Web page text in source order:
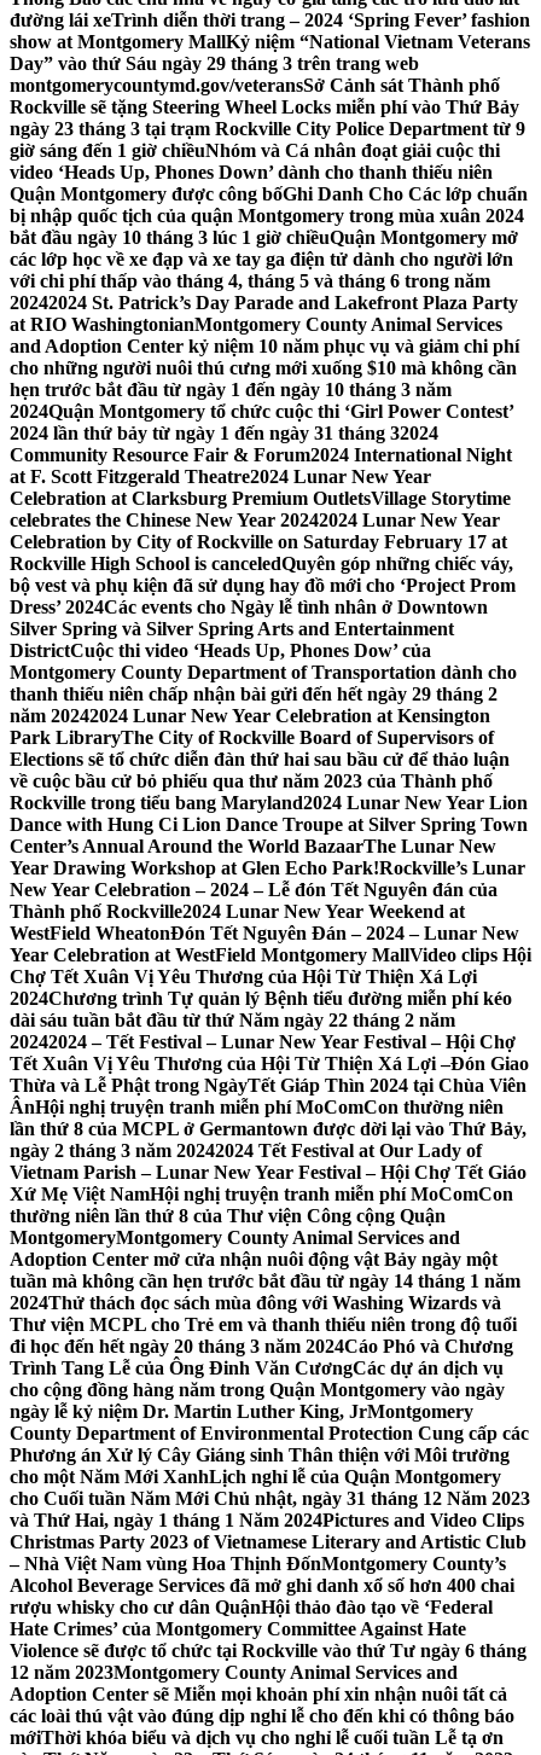
đường lái xeTrình diễn thời trang – 2024 ‘Spring Fever’ fashion
show at Montgomery MallKỷ niệm “National Vietnam Veterans
Day” vào thứ Sáu ngày 29 tháng 3 trên trang web
montgomerycountymd.gov/veteransSở Cảnh sát Thành phố
Rockville sẽ tặng Steering Wheel Locks miễn phí vào Thứ Bảy
ngày 23 tháng 3 tại trạm Rockville City Police Department từ 9
giờ sáng đến 1 giờ chiềuNhóm và Cá nhân đoạt giải cuộc thi
video ‘Heads Up, Phones Down’ dành cho thanh thiếu niên
Quận Montgomery được công bốGhi Danh Cho Các lớp chuẩn
bị nhập quốc tịch của quận Montgomery trong mùa xuân 2024
bắt đầu ngày 10 tháng 3 lúc 1 giờ chiềuQuận Montgomery mở
các lớp học về xe đạp và xe tay ga điện tử dành cho người lớn
với chi phí thấp vào tháng 4, tháng 5 và tháng 6 trong năm
20242024 St. Patrick’s Day Parade and Lakefront Plaza Party
at RIO WashingtonianMontgomery County Animal Services
and Adoption Center kỷ niệm 10 năm phục vụ và giảm chi phí
cho những người nuôi thú cưng mới xuống $10 mà không cần
hẹn trước bắt đầu từ ngày 1 đến ngày 10 tháng 3 năm
2024Quận Montgomery tổ chức cuộc thi ‘Girl Power Contest’
2024 lần thứ bảy từ ngày 1 đến ngày 31 tháng 32024
Community Resource Fair & Forum2024 International Night
at F. Scott Fitzgerald Theatre2024 Lunar New Year
Celebration at Clarksburg Premium OutletsVillage Storytime
celebrates the Chinese New Year 20242024 Lunar New Year
Celebration by City of Rockville on Saturday February 17 at
Rockville High School is canceledQuyên góp những chiếc váy,
bộ vest và phụ kiện đã sử dụng hay đồ mới cho ‘Project Prom
Dress’ 2024Các events cho Ngày lễ tình nhân ở Downtown
Silver Spring và Silver Spring Arts and Entertainment
DistrictCuộc thi video ‘Heads Up, Phones Dow’ của
Montgomery County Department of Transportation dành cho
thanh thiếu niên chấp nhận bài gửi đến hết ngày 29 tháng 2
năm 20242024 Lunar New Year Celebration at Kensington
Park LibraryThe City of Rockville Board of Supervisors of
Elections sẽ tổ chức diễn đàn thứ hai sau bầu cử để thảo luận
về cuộc bầu cử bỏ phiếu qua thư năm 2023 của Thành phố
Rockville trong tiểu bang Maryland2024 Lunar New Year Lion
Dance with Hung Ci Lion Dance Troupe at Silver Spring Town
Center’s Annual Around the World BazaarThe Lunar New
Year Drawing Workshop at Glen Echo Park!Rockville’s Lunar
New Year Celebration – 2024 – Lễ đón Tết Nguyên đán của
Thành phố Rockville2024 Lunar New Year Weekend at
WestField WheatonĐón Tết Nguyên Đán – 2024 – Lunar New
Year Celebration at WestField Montgomery MallVideo clips Hội
Chợ Tết Xuân Vị Yêu Thương của Hội Từ Thiện Xá Lợi
2024Chương trình Tự quản lý Bệnh tiểu đường miễn phí kéo
dài sáu tuần bắt đầu từ thứ Năm ngày 22 tháng 2 năm
20242024 – Tết Festival – Lunar New Year Festival – Hội Chợ
Tết Xuân Vị Yêu Thương của Hội Từ Thiện Xá Lợi –Đón Giao
Thừa và Lễ Phật trong NgàyTết Giáp Thìn 2024 tại Chùa Viên
ÂnHội nghị truyện tranh miễn phí MoComCon thường niên
lần thứ 8 của MCPL ở Germantown được dời lại vào Thứ Bảy,
ngày 2 tháng 3 năm 20242024 Tết Festival at Our Lady of
Vietnam Parish – Lunar New Year Festival – Hội Chợ Tết Giáo
Xứ Mẹ Việt NamHội nghị truyện tranh miễn phí MoComCon
thường niên lần thứ 8 của Thư viện Công cộng Quận
MontgomeryMontgomery County Animal Services and
Adoption Center mở cửa nhận nuôi động vật Bảy ngày một
tuần mà không cần hẹn trước bắt đầu từ ngày 14 tháng 1 năm
2024Thử thách đọc sách mùa đông với Washing Wizards và
Thư viện MCPL cho Trẻ em và thanh thiếu niên trong độ tuổi
đi học đến hết ngày 20 tháng 3 năm 2024Cáo Phó và Chương
Trình Tang Lễ của Ông Đinh Văn CươngCác dự án dịch vụ
cho cộng đồng hàng năm trong Quận Montgomery vào ngày
ngày lễ kỷ niệm Dr. Martin Luther King, JrMontgomery
County Department of Environmental Protection Cung cấp các
Phương án Xử lý Cây Giáng sinh Thân thiện với Môi trường
cho một Năm Mới XanhLịch nghỉ lễ của Quận Montgomery
cho Cuối tuần Năm Mới Chủ nhật, ngày 31 tháng 12 Năm 2023
và Thứ Hai, ngày 1 tháng 1 Năm 2024Pictures and Video Clips
Christmas Party 2023 of Vietnamese Literary and Artistic Club
– Nhà Việt Nam vùng Hoa Thịnh ĐốnMontgomery County’s
Alcohol Beverage Services đã mở ghi danh xổ số hơn 400 chai
rượu whisky cho cư dân QuậnHội thảo đào tạo về ‘Federal
Hate Crimes’ của Montgomery Committee Against Hate
Violence sẽ được tổ chức tại Rockville vào thứ Tư ngày 6 tháng
12 năm 2023Montgomery County Animal Services and
Adoption Center sẽ Miễn mọi khoản phí xin nhận nuôi tất cả
các loài thú vật vào đúng dịp nghỉ lễ cho đến khi có thông báo
mớiThời khóa biểu và dịch vụ cho nghỉ lễ cuối tuần Lễ tạ ơn